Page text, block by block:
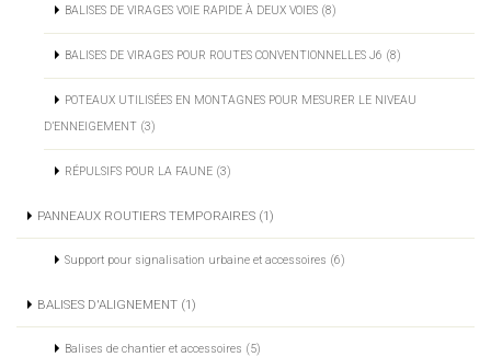
BALISES DE VIRAGES VOIE RAPIDE À DEUX VOIES (8)
BALISES DE VIRAGES POUR ROUTES CONVENTIONNELLES J6 (8)
POTEAUX UTILISÉES EN MONTAGNES POUR MESURER LE NIVEAU
D’ENNEIGEMENT (3)
RÉPULSIFS POUR LA FAUNE (3)
PANNEAUX ROUTIERS TEMPORAIRES (1)
Support pour signalisation urbaine et accessoires (6)
BALISES D'ALIGNEMENT (1)
Balises de chantier et accessoires (5)